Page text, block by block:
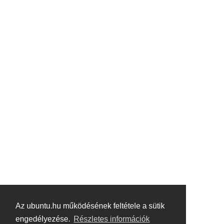
Az ubuntu.hu működésének feltétele a sütik
engedélyezése. Részletes információk